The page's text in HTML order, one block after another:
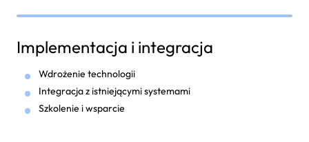
Implementacja i integracja
Wdrożenie technologii
Integracja z istniejącymi systemami
Szkolenie i wsparcie